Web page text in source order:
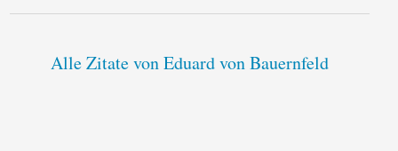
Alle Zitate von Eduard von Bauernfeld